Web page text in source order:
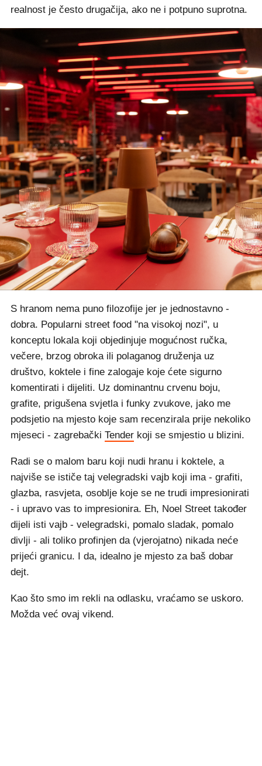
realnost je često drugačija, ako ne i potpuno suprotna.
S hranom nema puno filozofije jer je jednostavno -
dobra. Popularni street food "na visokoj nozi", u
konceptu lokala koji objedinjuje mogućnost ručka,
večere, brzog obroka ili polaganog druženja uz
društvo, koktele i fine zalogaje koje ćete sigurno
komentirati i dijeliti. Uz dominantnu crvenu boju,
grafite, prigušena svjetla i funky zvukove, jako me
podsjetio na mjesto koje sam recenzirala prije nekoliko
mjeseci - zagrebački Tender koji se smjestio u blizini.
Radi se o malom baru koji nudi hranu i koktele, a
najviše se ističe taj velegradski vajb koji ima - grafiti,
glazba, rasvjeta, osoblje koje se ne trudi impresionirati
- i upravo vas to impresionira. Eh, Noel Street također
dijeli isti vajb - velegradski, pomalo sladak, pomalo
divlji - ali toliko profinjen da (vjerojatno) nikada neće
prijeći granicu. I da, idealno je mjesto za baš dobar
dejt.
Kao što smo im rekli na odlasku, vraćamo se uskoro.
Možda već ovaj vikend.